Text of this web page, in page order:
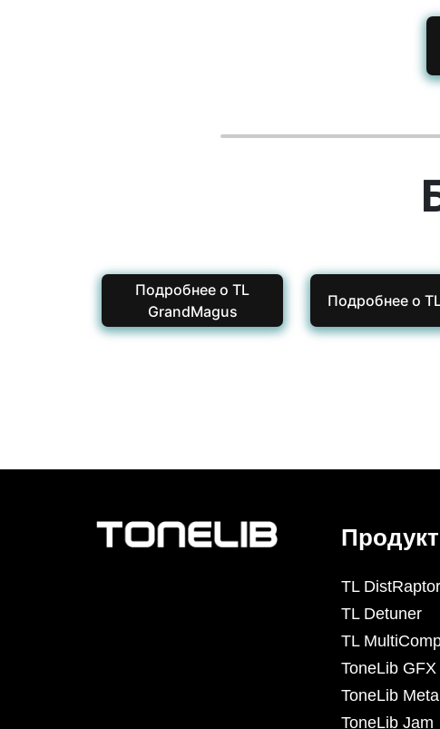
Подробнее о TL
GrandMagus
Подробнее о
TL DistRaptor
TL Detuner
TL
ToneLib GFX
ToneLib
ToneLib Jam